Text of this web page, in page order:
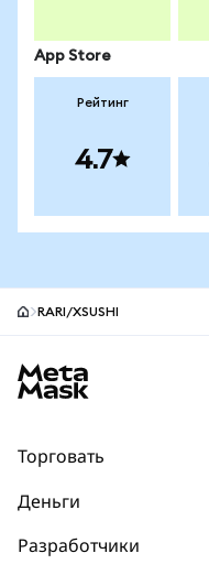
App Store
Рейтинг
4.7
RARI/XSUSHI
Торговать
Прогнозы
Деньги
Разработчики